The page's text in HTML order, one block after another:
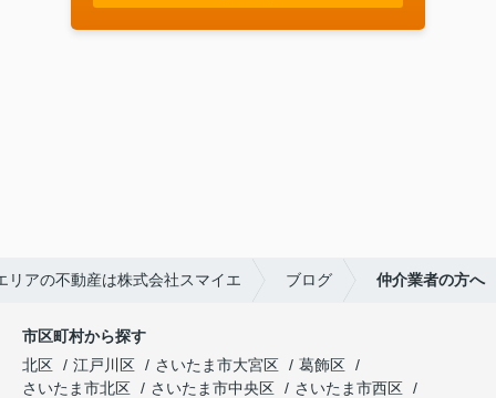
リアの不動産は株式会社スマイエ ブログ 仲介業者の方へ
市区町村から探す
北区
江戸川区 さいたま市大宮区
葛飾区
さいたま市北区
さいたま市中央区
さいたま市西区